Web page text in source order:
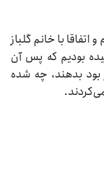
اتفاقا با خانم گلباز
بودیم که پس آن
بود بدهند، چه شده